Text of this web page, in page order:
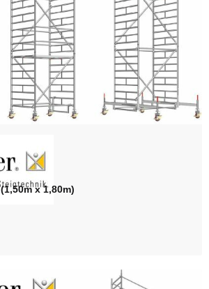
UNI-KOMPAKT P2 (1,50m x 1,80m)